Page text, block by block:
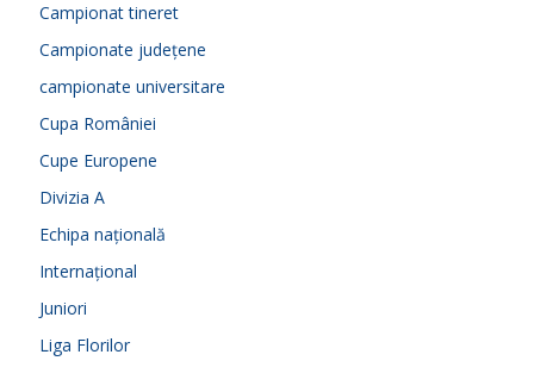
Campionat tineret
Campionate județene
campionate universitare
Cupa României
Cupe Europene
Divizia A
Echipa națională
Internațional
Juniori
Liga Florilor